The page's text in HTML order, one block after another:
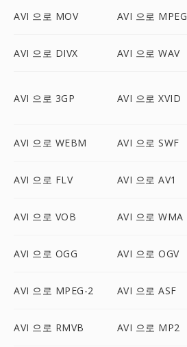
AVI 으로 MOV AVI 으로 MPEG
AVI 으로 DIVX AVI 으로 WAV
AVI 으로 3GP AVI 으로 XVID
AVI 으로 WEBM AVI 으로 SWF
AVI 으로 FLV AVI 으로 AV1
AVI 으로 VOB AVI 으로 WMA
AVI 으로 OGG AVI 으로 OGV
AVI 으로 MPEG-2 AVI 으로 ASF
AVI 으로 RMVB AVI 으로 MP2